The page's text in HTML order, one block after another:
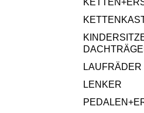
LAUFRÄDER
LENKER